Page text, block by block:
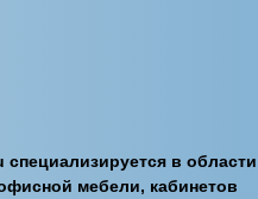
в области
мебели, кабинетов